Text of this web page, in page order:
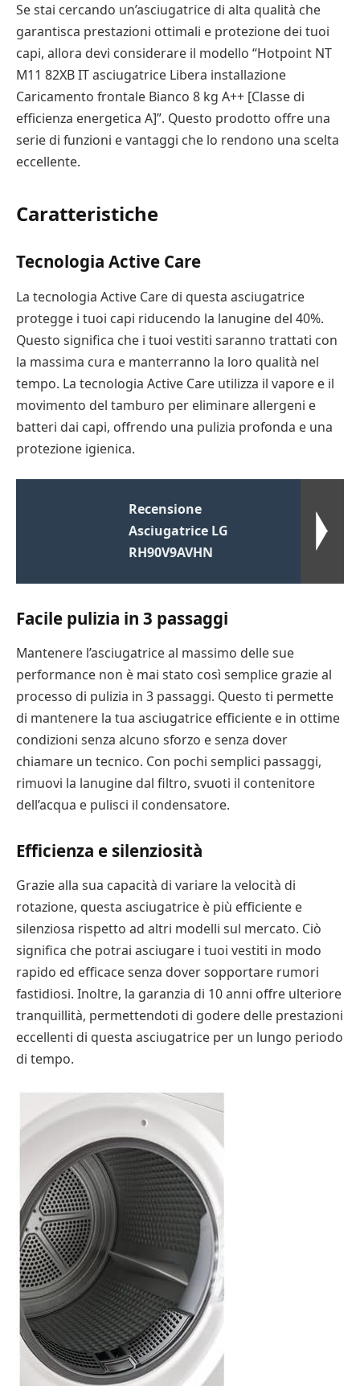
Se stai cercando un’asciugatrice di alta qualità che
garantisca prestazioni ottimali e protezione dei tuoi
capi, allora devi considerare il modello “Hotpoint NT
M11 82XB IT asciugatrice Libera installazione
Caricamento frontale Bianco 8 kg A++ [Classe di
efficienza energetica A]”. Questo prodotto offre una
serie di funzioni e vantaggi che lo rendono una scelta
eccellente.
Caratteristiche
Tecnologia Active Care
La tecnologia Active Care di questa asciugatrice
protegge i tuoi capi riducendo la lanugine del 40%.
Questo significa che i tuoi vestiti saranno trattati con
la massima cura e manterranno la loro qualità nel
tempo. La tecnologia Active Care utilizza il vapore e il
movimento del tamburo per eliminare allergeni e
batteri dai capi, offrendo una pulizia profonda e una
protezione igienica.
Recensione
Asciugatrice LG
RH90V9AVHN
Facile pulizia in 3 passaggi
Mantenere l’asciugatrice al massimo delle sue
performance non è mai stato così semplice grazie al
processo di pulizia in 3 passaggi. Questo ti permette
di mantenere la tua asciugatrice efficiente e in ottime
condizioni senza alcuno sforzo e senza dover
chiamare un tecnico. Con pochi semplici passaggi,
rimuovi la lanugine dal filtro, svuoti il contenitore
dell’acqua e pulisci il condensatore.
Efficienza e silenziosità
Grazie alla sua capacità di variare la velocità di
rotazione, questa asciugatrice è più efficiente e
silenziosa rispetto ad altri modelli sul mercato. Ciò
significa che potrai asciugare i tuoi vestiti in modo
rapido ed efficace senza dover sopportare rumori
fastidiosi. Inoltre, la garanzia di 10 anni offre ulteriore
tranquillità, permettendoti di godere delle prestazioni
eccellenti di questa asciugatrice per un lungo periodo
di tempo.